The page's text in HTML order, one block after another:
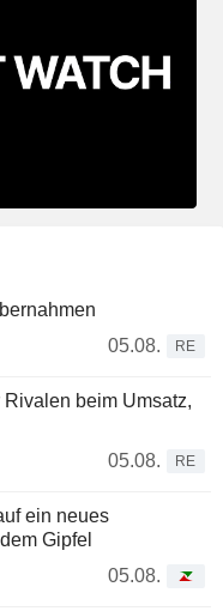
05.08.
RE
beim Umsatz,
05.08.
RE
ein neues
Gipfel
05.08.